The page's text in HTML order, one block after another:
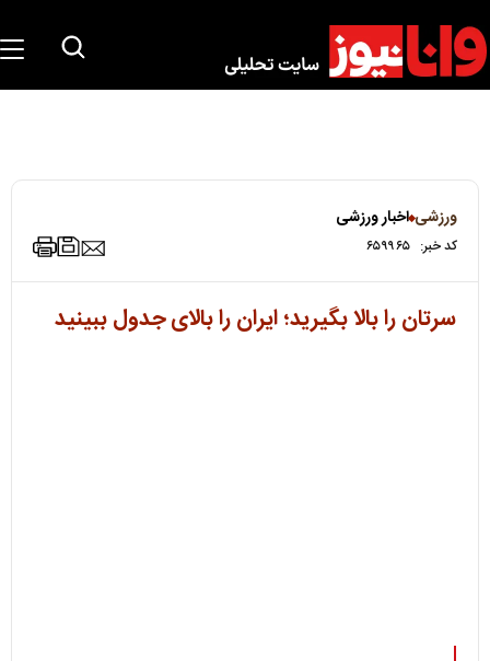
ورزشی اخبار ورزشی
کد خبر: ۶۵۹۹۶۵
سرتان را بالا بگیرید؛ ایران را بالای جدول ببینید